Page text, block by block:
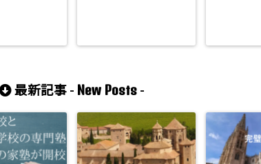
最新記事 - New Posts -